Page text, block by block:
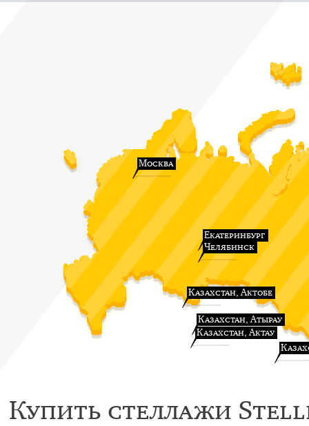
Екатеринбург
Москва
Челябинск
Казахстан, Актау
Казахстан, Актобе
Казахстан, Атырау
Купить стеллажи